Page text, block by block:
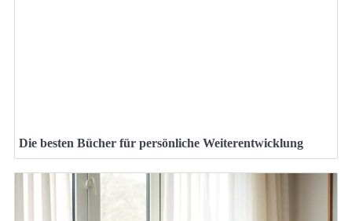
Die besten Bücher für persönliche Weiterentwicklung